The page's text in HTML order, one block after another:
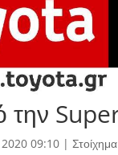
την
09:10| Στοίχημα